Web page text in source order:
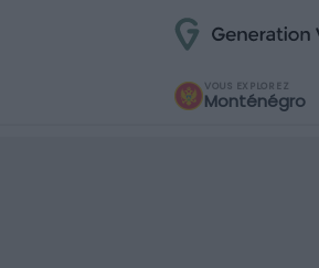
VOUS EXPLOREZ
Monténégro